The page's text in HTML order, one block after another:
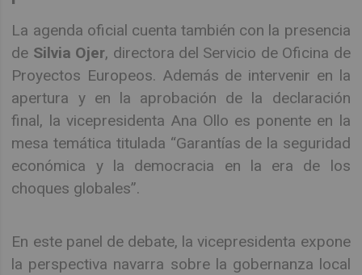
La agenda oficial cuenta también con la presencia
de Silvia Ojer, directora del Servicio de Oficina de
Proyectos Europeos. Además de intervenir en la
apertura y en la aprobación de la declaración
final, la vicepresidenta Ana Ollo es ponente en la
mesa temática titulada “Garantías de la seguridad
económica y la democracia en la era de los
choques globales”.
En este panel de debate, la vicepresidenta expone
la perspectiva navarra sobre la gobernanza local